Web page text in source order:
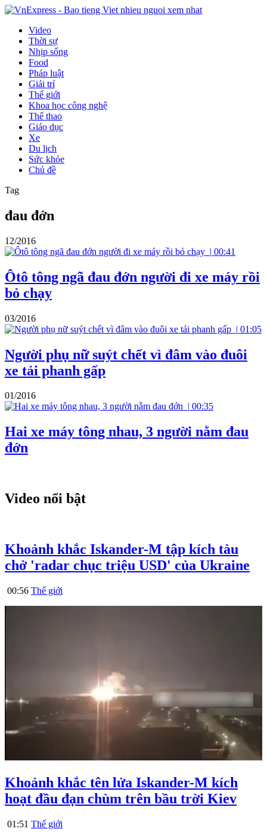
Video
Thời sự
Nhịp sống
Food
Pháp luật
Giải trí
Thế giới
Khoa học công nghệ
Thể thao
Giáo dục
Xe
Du lịch
Sức khỏe
Chủ đề
Tag
đau đớn
12/2016
| 00:41
Ôtô tông ngã đau đớn người đi xe máy rồi
bỏ chạy
03/2016
| 01:05
Người phụ nữ suýt chết vì đâm vào đuôi
xe tải phanh gấp
01/2016
| 00:35
Hai xe máy tông nhau, 3 người nằm đau
đớn
Video nổi bật
Khoảnh khắc Iskander-M tập kích tàu
chở 'radar chục triệu USD' của Ukraine
00:56 Thế giới
Khoảnh khắc tên lửa Iskander-M kích
hoạt đầu đạn chùm trên bầu trời Kiev
01:51 Thế giới